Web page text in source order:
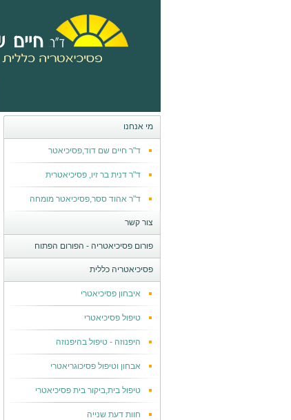
מי אנחנו
ד"ר חיים שם דוד,פסיכיאטר
ד"ר דנית בר זיו, פסיכיאטרית
ד"ר אהוד ססר,פסיכיאטר מומחה
צור קשר
פורום פסיכיאטריה - הפורום הפתוח
פסיכיאטריה כללית
איבחון פסיכיאטרי
טיפול פסיכיאטרי
היפנוזה - טיפול בהיפנוזה
אבחון וטיפול פסיכוגריאטרי
טיפול בית,ביקור בית פסיכיאטרי
חוות דעת שנייה